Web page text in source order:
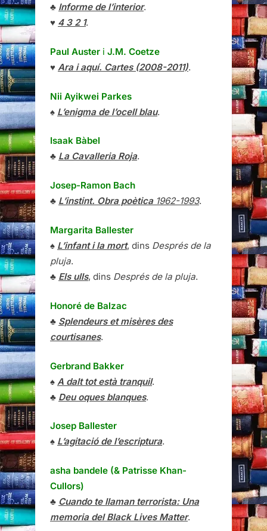
♣ Informe de l’interior.
♥ 4 3 2 1.
Paul Auster i J.M. Coetze
♥ Ara i aquí. Cartes (2008-2011).
Nii Ayikwei Parkes
♠ L’enigma de l’ocell blau.
Isaak Bàbel
♣ La Cavalleria Roja.
Josep-Ramon Bach
♣ L’instint. Obra poètica1962-1993.
Margarita Ballester
♠ L’infant i la mort, dins Després de la
pluja.
♣ Els ulls, dins Després de la pluja.
Honoré de Balzac
♣ Splendeurs et misères des
courtisanes.
Gerbrand Bakker
♠ A dalt tot està tranquil.
♣ Deu oques blanques.
Josep Ballester
♠ L’agitació de l’escriptura.
asha bandele (& Patrisse Khan-
Cullors)
♣ Cuando te llaman terrorista: Una
memoria del Black Lives Matter.